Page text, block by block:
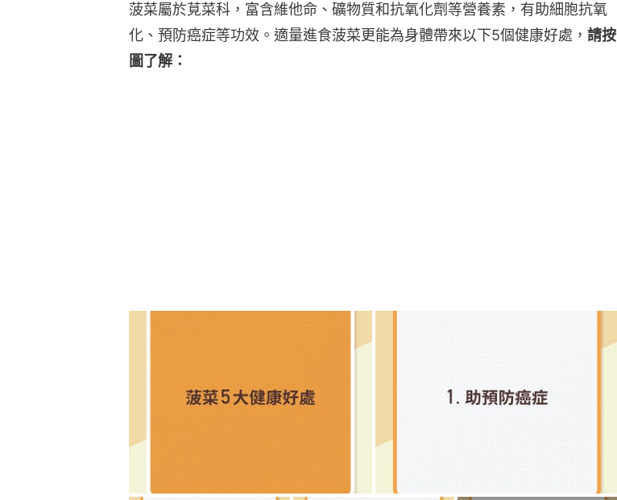
菠菜屬於莧菜科，富含維他命、礦物質和抗氧化劑等營養素，有助細胞抗氧
化、預防癌症等功效。適量進食菠菜更能為身體帶來以下5個健康好處， 請按
圖了解：